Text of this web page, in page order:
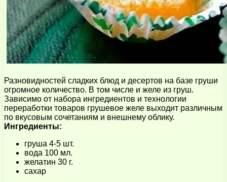
Разновидностей сладких блюд и десертов на базе груши
огромное количество. В том числе и желе из груш.
Зависимо от набора ингредиентов и технологии
переработки товаров грушевое желе выходит различным
по вкусовым сочетаниям и внешнему облику.
Ингредиенты:
груша 4-5 шт.
вода 100 мл.
желатин 30 г.
сахар